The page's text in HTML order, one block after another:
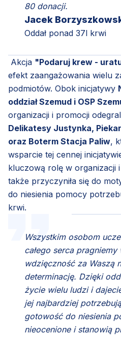
80 donacji.
Jacek
Oddał ponad 37l krwi
Akcja "Podaruj krew -
efekt zaangażowania wielu
podmiotów. Obok inicjatywy
oddział Szemud i OSP
organizacji i promocji
Delikatesy Justynka,
oraz Boterm Stacja Paliw,
wsparcie tej cennej
kluczową rolę w organizacji
także przyczyniła się do
do niesienia pomocy
krwi.
Wszystkim osobom
całego serca
wdzięczność za Waszą
determinację. Dzięki
życie wielu ludzi i
jej najbardziej
gotowość do niesienia
nieocenione i stanowią